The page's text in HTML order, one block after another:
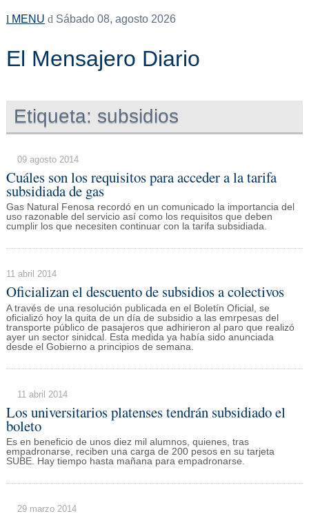
MENU Sábado 08, agosto 2026
El Mensajero Diario
Etiqueta: subsidios
09 agosto 2014
Cuáles son los requisitos para acceder a la tarifa
subsidiada de gas
Gas Natural Fenosa recordó en un comunicado la importancia del
uso razonable del servicio así como los requisitos que deben
cumplir los que necesiten continuar con la tarifa subsidiada.
11 abril 2014
Oficializan el descuento de subsidios a colectivos
A través de una resolución publicada en el Boletín Oficial, se
oficializó hoy la quita de un día de subsidio a las emrpesas del
transporte público de pasajeros que adhirieron al paro que realizó
ayer un sector sinidcal. Esta medida ya había sido anunciada
desde el Gobierno a principios de semana.
11 abril 2014
Los universitarios platenses tendrán subsidiado el
boleto
Es en beneficio de unos diez mil alumnos, quienes, tras
empadronarse, reciben una carga de 200 pesos en su tarjeta
SUBE. Hay tiempo hasta mañana para empadronarse.
29 marzo 2014